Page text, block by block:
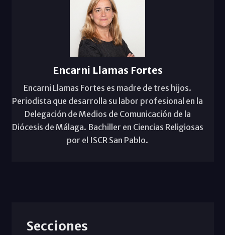
Encarni Llamas Fortes
Encarni Llamas Fortes es madre de tres hijos.
Periodista que desarrolla su labor profesional en la
Delegación de Medios de Comunicación de la
Diócesis de Málaga. Bachiller en Ciencias Religiosas
por el ISCR San Pablo.
Secciones